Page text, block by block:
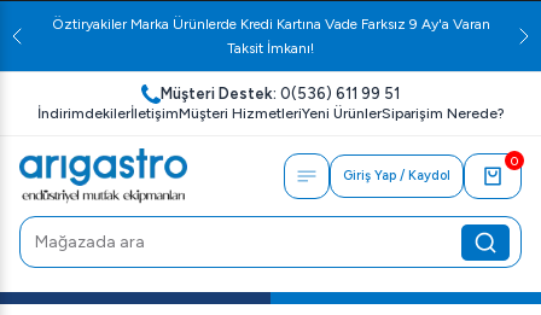
Öztiryakiler Marka Ürünlerde Kredi Kartına Vade Farksız 9 Ay'a Varan
Taksit İmkanı!
Müşteri Destek: 0(536) 611 99 51
İndirimdekilerİletişimMüşteri HizmetleriYeni ÜrünlerSiparişim Nerede?
Giriş Yap / Kaydol
0